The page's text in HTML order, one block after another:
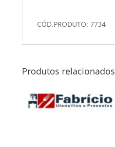
CÓD.PRODUTO: 7734
Produtos relacionados